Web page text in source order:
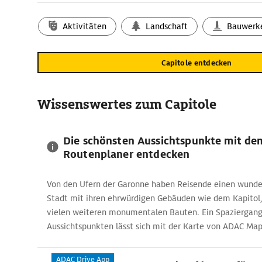
Im Viertel Capitole liegt die imposante KircheBasilique
UNESCO-Weltkulturerbe und zu den schönsten
Mit ihrem Bau wurde bereits im 11. Jh. begonnen. Heute
Der Botanische Garten – Ruheoase
gehört zu den beliebtesten Reisetipps für das Viertel
unzähligen sehenswerten Pflanzen finden sich hier
Botanische Garten ist eines der beliebtesten
und ideal für alle, die während der Reise in die Stadt auch
Aktivitäten Landschaft
Capitole entdecken
Wissenswertes zum Capitole
Die schönsten Aussichtspunkte mit
Routenplaner entdecken
Von den Ufern der Garonne haben Reisende einen
Stadt mit ihren ehrwürdigen Gebäuden wie dem
vielen weiteren monumentalen Bauten. Ein
Aussichtspunkten lässt sich mit der Karte von ADAC
ADAC Drive App